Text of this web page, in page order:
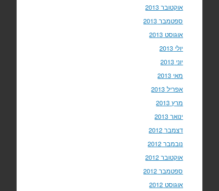
אוקטובר 2013
ספטמבר 2013
אוגוסט 2013
יולי 2013
יוני 2013
מאי 2013
אפריל 2013
מרץ 2013
ינואר 2013
דצמבר 2012
נובמבר 2012
אוקטובר 2012
ספטמבר 2012
אוגוסט 2012